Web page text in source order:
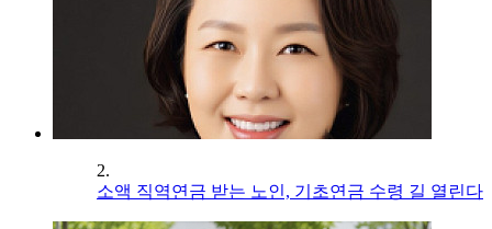
2.
소액 직역연금 받는 노인, 기초연금 수령 길 열린다